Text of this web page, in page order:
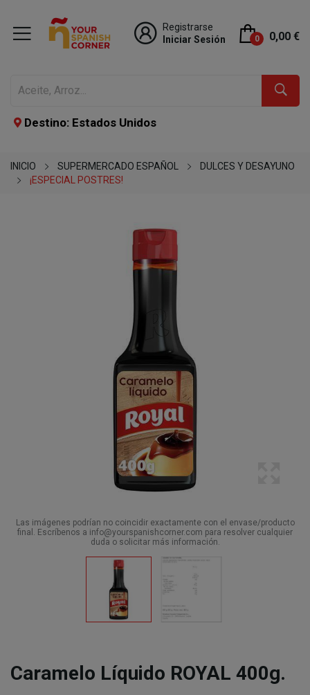
Registrarse
Iniciar Sesión
0 0,00 €
Destino: Estados Unidos
INICIO SUPERMERCADO ESPAÑOL
DULCES Y DESAYUNO
¡ESPECIAL POSTRES!
Las imágenes podrían no coincidir exactamente con el envase/producto
final. Escríbenos a info@yourspanishcorner.com para resolver cualquier
duda o solicitar más información.
Caramelo Líquido ROYAL 400g.